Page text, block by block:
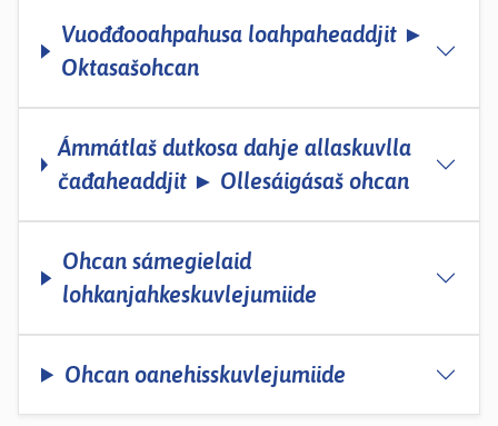
Vuođđooahpahusa loahpaheaddjit ►
Oktasašohcan
Ámmátlaš dutkosa dahje allaskuvlla
čađaheaddjit ► Ollesáigásaš ohcan
Ohcan sámegielaid
lohkanjahkeskuvlejumiide
Ohcan oanehisskuvlejumiide